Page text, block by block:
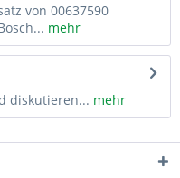
von 00637590
mehr
diskutieren... mehr